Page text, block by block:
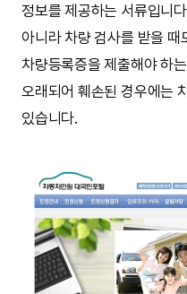
정보를 제공하는 서류입니
아니라 차량 검사를 받을 때
차량등록증을 제출해야 하
오래되어 훼손된 경우에는
있습니다.